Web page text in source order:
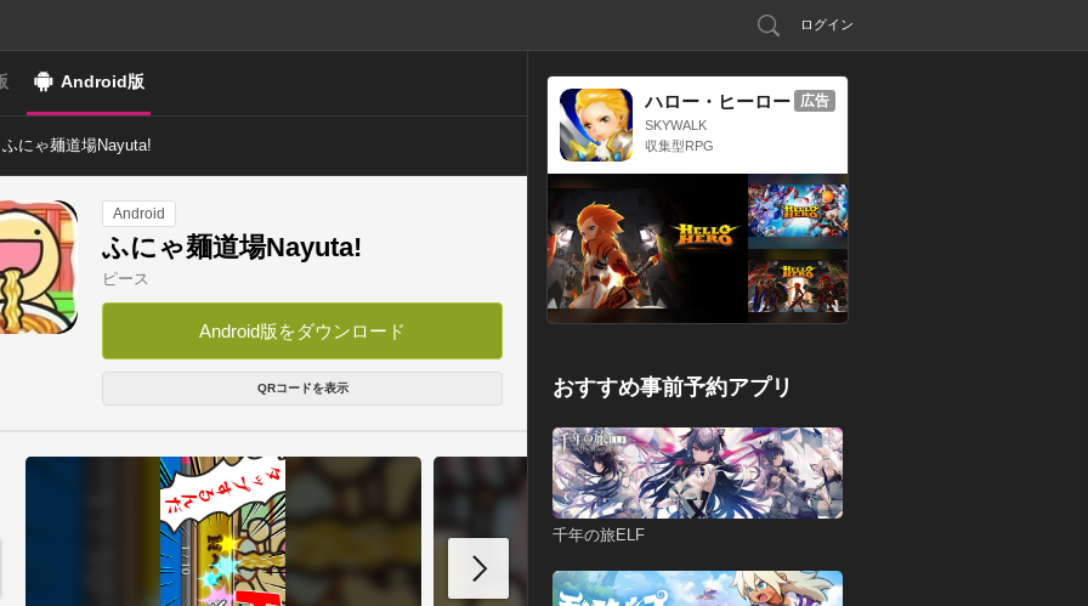
ログイン
Android版
ふにゃ麺道場Nayuta!
Android
ふにゃ麺道場Nayuta!
ピース
Android版をダウンロード
QRコードを表示
ハロー・ヒーロー
SKYWALK
収集型RPG
広告
おすすめ事前予約アプリ
千年の旅ELF